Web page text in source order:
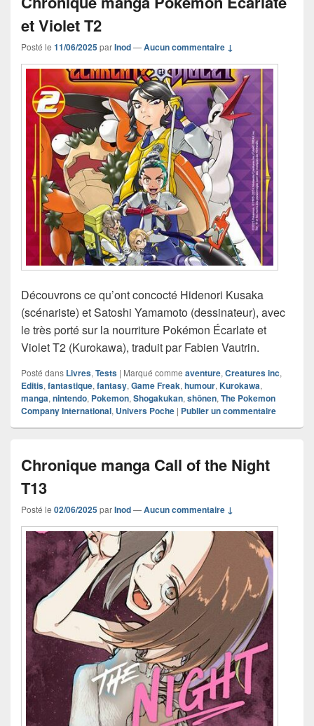
et Violet T2
Posté le 11/06/2025parInod—Aucun commentaire ↓
Découvrons ce qu’ont concocté Hidenori Kusaka
(scénariste) et Satoshi Yamamoto (dessinateur), avec
le très porté sur la nourriture Pokémon Écarlate et
Violet T2 (Kurokawa), traduit par Fabien Vautrin.
Posté dans Livres, Tests | Marqué comme aventure, Creatures inc,
Editis, fantastique, fantasy, Game Freak, humour, Kurokawa,
manga, nintendo, Pokemon, Shogakukan, shônen, The Pokemon
Company International, Univers Poche | Publier un commentaire
Chronique manga Call of the Night
T13
Posté le 02/06/2025parInod—Aucun commentaire ↓